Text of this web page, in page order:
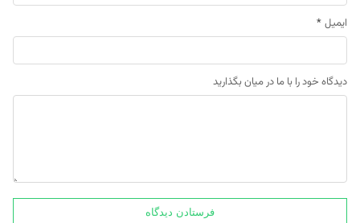
ایمیل *
دیدگاه خود را با ما در میان بگذارید